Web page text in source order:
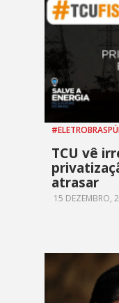
TCU vê
atrasar
15 DEZEMBRO,